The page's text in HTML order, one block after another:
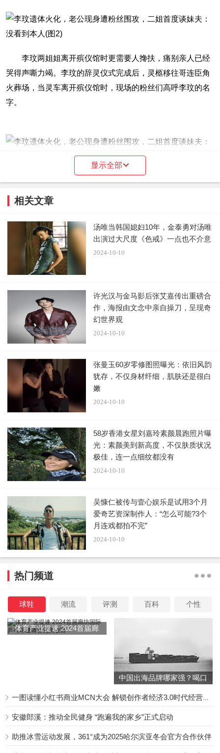
李玟两姐姐离开殡仪馆时更需要人搀扶，痛别亲人已经
哭得声嘶力竭。李玟的辞灵仪式完成后，灵柩移往哥连臣角
火葬场，当灵车离开殡仪馆时，现场的粉丝们高呼李玟的名
字。
灵车到火葬场后，李玟两名姐姐李秋林与李思林也乘坐
巴士到达，其后陪灵柩移送到大礼堂，灵柩上写回李玟原名
李美林，并放置一束鲜花。李秋林与李思林捧着妹妹的遗照
李玟老公Bruce虽然没有出席妻子的辞灵仪式，但随后
乘车到达火葬场，下车后急匆匆进入礼堂，仪式进行期间天
空下起毛毛细雨。
火化礼结束，众亲友逐一离开，李玟老公Bruce离开等
车时，被李玟歌迷上前狂轰围攻，场面一度陷入混乱，
Bruce对现场人士表示： l love coco my whole life（我一生
都爱妻子李玟）！Bruce上车后，或许是被粉丝骂他亏欠了
李玟，Bruce一度在车内拭泪。
火化仪式后，李玟一众亲友抵达中环大会堂出席缨红
宴，不过未见李玟老公Bruce现身，李思林和李秋林随后到
达。
提问，李思林选择性回答，不过被问到混蛋是在骂妹夫
Brcue吗？李思林没有回答，但被问到刚刚吃饭有没有看到
显示全部
相关文章
汤唯当韩国媳妇10年，金泰勇对汤唯
出演过大尺度《色戒》一点也不介意
2024-10-10
许光汉与金马影后张艾嘉传出重磅合
作，海报由文念中亲自操刀，呈现奇
幻世界观
2024-10-10
张曼玉60岁零修图照曝光：依旧风韵
犹存，不仅身材纤细，肌肤还是很白
嫩
2024-10-10
58岁香港女星刘嘉玲素颜晨跑照片曝
光：素颜美到新高度，不仅肤质状况
极佳，连一点细纹都没有
2024-10-10
吴慷仁被传与壹心娱乐是试用3个月
爱奇艺资深制作人：“怎么可能?3个
月连戏都拍不完”
2024-10-10
热门频道
球鞋 潮流 评测 百科 个性
体育产业提速 2024首届廊
中国出海品牌哪家强？喝口
安徽郎溪：推动全民健身 “跑遍我的家乡”正式启动
助推冰雪运动发展，361°成为2025哈尔滨亚冬会官方合作伙伴